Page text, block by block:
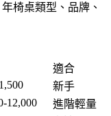
椅桌類型、品牌、
適合
新手
12,000
進階輕量